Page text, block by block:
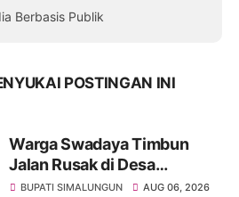
Berbasis Publik
POSTINGAN INI
Warga Swadaya Timbun
Jalan Rusak di Desa
Sibangun Mariah, Harapkan
BUPATI SIMALUNGUN AUG 06, 2026